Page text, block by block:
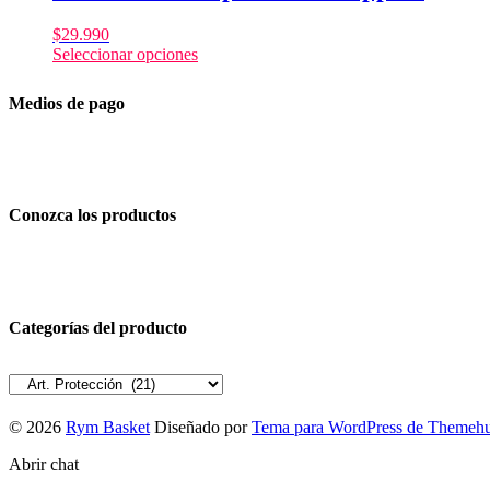
$29.990
Seleccionar opciones
Medios de pago
Conozca los productos
Categorías del producto
© 2026 Rym Basket Diseñado por Tema para WordPress de
Abrir chat